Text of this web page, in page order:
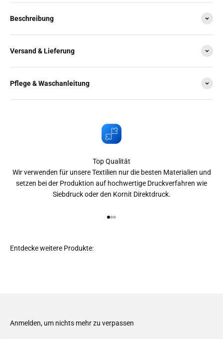
Beschreibung
Versand & Lieferung
Pflege & Waschanleitung
Top Qualität
Wir verwenden für unsere Textilien nur die besten Materialien und
setzen bei der Produktion auf hochwertige Druckverfahren wie
Siebdruck oder den Kornit Direktdruck.
Anmelden, um nichts mehr zu verpassen